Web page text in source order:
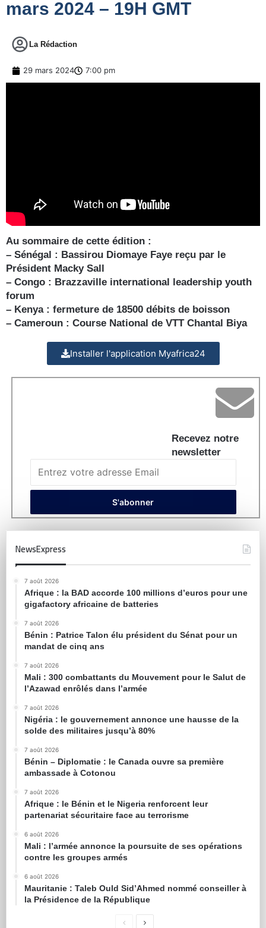
mars 2024 – 19H GMT
La Rédaction
29 mars 2024 7:00 pm
Au sommaire de cette édition :
– Sénégal : Bassirou Diomaye Faye reçu par le
Président Macky Sall
– Congo : Brazzaville international leadership youth
forum
– Kenya : fermeture de 18500 débits de boisson
– Cameroun : Course National de VTT Chantal Biya
Installer l'application Myafrica24
Recevez notre
newsletter
NewsExpress
7 août 2026
Afrique : la BAD accorde 100 millions d’euros pour une
gigafactory africaine de batteries
7 août 2026
Bénin : Patrice Talon élu président du Sénat pour un
mandat de cinq ans
7 août 2026
Mali : 300 combattants du Mouvement pour le Salut de
l’Azawad enrôlés dans l’armée
7 août 2026
Nigéria : le gouvernement annonce une hausse de la
solde des militaires jusqu’à 80%
7 août 2026
Bénin – Diplomatie : le Canada ouvre sa première
ambassade à Cotonou
7 août 2026
Afrique : le Bénin et le Nigeria renforcent leur
partenariat sécuritaire face au terrorisme
6 août 2026
Mali : l’armée annonce la poursuite de ses opérations
contre les groupes armés
6 août 2026
Mauritanie : Taleb Ould Sid’Ahmed nommé conseiller à
la Présidence de la République